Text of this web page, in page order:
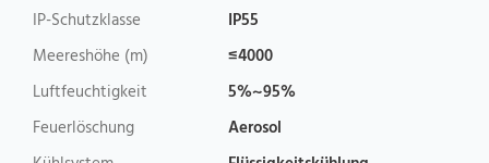
IP-Schutzklasse
IP55
Meereshöhe (m)
≤4000
Luftfeuchtigkeit
5%~95%
Feuerlöschung
Aerosol